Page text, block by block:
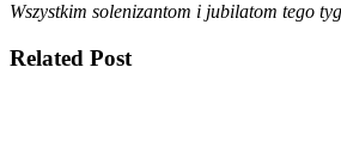
Wszystkim solenizantom i jubilatom tego
Related Post